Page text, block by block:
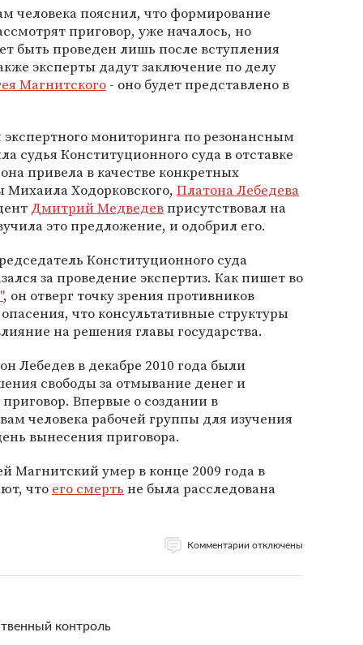
человека пояснил, что формирование
приговор, уже началось, но
быть проведен лишь после вступления
эксперты дадут заключение по делу
Магнитского - оно будет представлено в
мониторинга по резонансным
судья Конституционного суда в отставке
привела в качестве конкретных
Ходорковского, Платона Лебедева
Дмитрий Медведевприсутствовал на
это предложение, и одобрил его.
Конституционного суда
за проведение экспертиз. Как пишет во
, он отверг точку зрения противников
что консультативные структуры
на решения главы государства.
Лебедев в декабре 2010 года были
свободы за отмывание денег и
Впервые о создании в
человека рабочей группы для изучения
вынесения приговора.
Магнитский умер в конце 2009 года в
что его смерть не была расследована
Комментарии отключены
контроль